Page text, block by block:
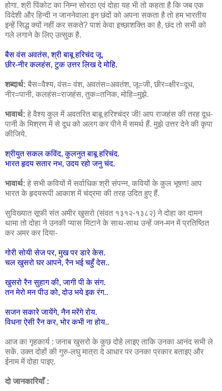
होगा. श्री पिंकोट का निम्न सोरठा एवं दोहा यह भी तो कहता है कि जब एक
विदेशी और हिन्दी न जाननेवाला इन छंदों को अपना सकता है तो हम भारतीय
इन्हें सिद्ध क्यों नहीं कर सकते? पाशं केवा इच्छाशक्ति का है, छंद तो सभी को
गले लगाने के लिए उत्सुक है.
बैस वंस अवतंस, श्री बाबू हरिचंद जू.
छीर-नीर कलहंस, टुक उत्तर लिख दे मोहि.
शब्दार्थ: बैस=वैश्य, वंस= वंश, अवतंस=अवतंश, जू=जी, छीर=क्षीर=दूध,
नीर=पानी, कलहंस=राजहंस, तुक=तनिक, मोहि=मुझे.
भावार्थ: हे वैश्य कुल में अवतरित बाबू हरिश्चंद्र जी! आप राजहंस की तरह दूध-
पानी के मिश्रण में से दूध को अलग कर पीने में समर्थ हैं. मुझे उत्तर देने की कृपा
कीजिये.
श्रीयुत सकल कविंद, कुलनुत बाबू हरिचंद.
भारत हृदय सतार नभ, उदय रहो जनु चंद.
भावार्थ: हे सभी कवियों में सर्वाधिक श्री संपन्न, कवियों के कुल भूषण! आप
भारत के हृदयरूपी आकाश में चंद्रमा की तरह उदित हुए हैं.
सुविख्यात सूफी संत अमीर खुसरो (संवत १३१२-१३८२) ने दोहा का दामन
थामा तो दोहा ने उनकी प्यास मिटाने के साथ-साथ उन्हें जन-मन में प्रतिष्ठित
कर अमर कर दिया-
गोरी सोयी सेज पर, मुख पर डारे केस.
चल खुसरो घर आपने, रैन भई चहुँ देस..
खुसरो रैन सुहाग की, जागी पी के संग.
तन मेरो मन पीउ को, दोउ भये इक रंग..
सजन सकारे जायेंगे, नैन मरेंगे रोय.
विधना ऐसी रैन कर, भोर कभी ना होय..
आज का गृहकार्य : जनाब खुसरो के कुछ दोहे लाइए ताकि उनका आनंद सभी ले
सकें. उक्त दोहों की गुरु-लघु मात्रा दे आधार पर उनका प्रकार बताइए और
ईनाम में दोहा पाइए.
दो जानकारियाँ :